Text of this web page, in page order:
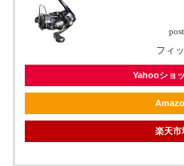
フィ
Yahooショ
楽天市